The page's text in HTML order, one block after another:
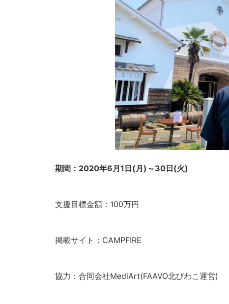
期間：2020年6月1日(月)～30日(火)
支援目標金額：100万円
掲載サイト：CAMPFIRE
協力：合同会社MediArt(FAAVO北びわこ運営)